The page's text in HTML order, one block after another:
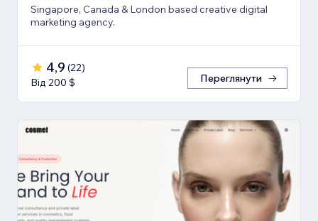
Singapore, Canada & London based creative digital
marketing agency.
4,9 (22)
Від 200 $
Переглянути